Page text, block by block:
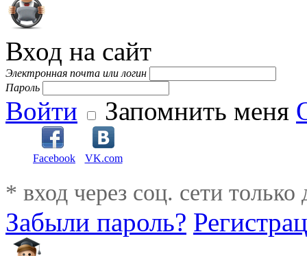
Вход на сайт
Электронная почта или логин
Пароль
Войти Запомнить меня
Facebook VK.com
* вход через соц. сети
Забыли пароль?